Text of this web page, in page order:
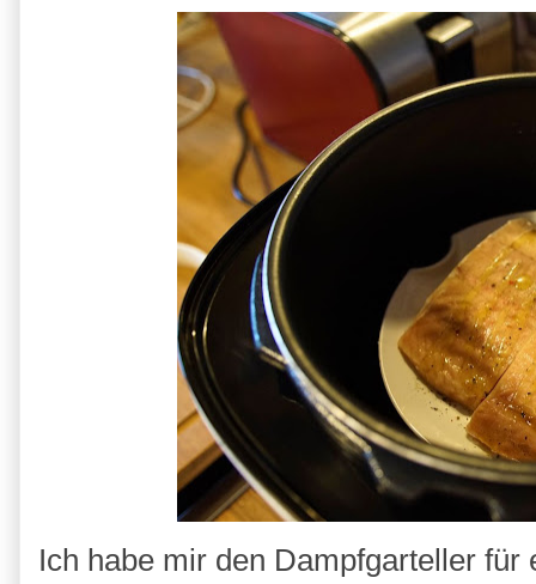
Ich habe mir den Dampfgarteller für